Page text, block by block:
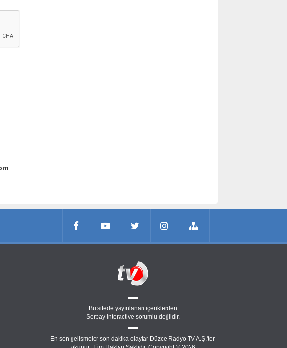
Bu sitede yayınlanan içeriklerden
Serbay Interactive sorumlu değildir.
En son gelişmeler son dakika olaylar Düzce Radyo TV A.Ş.'ten